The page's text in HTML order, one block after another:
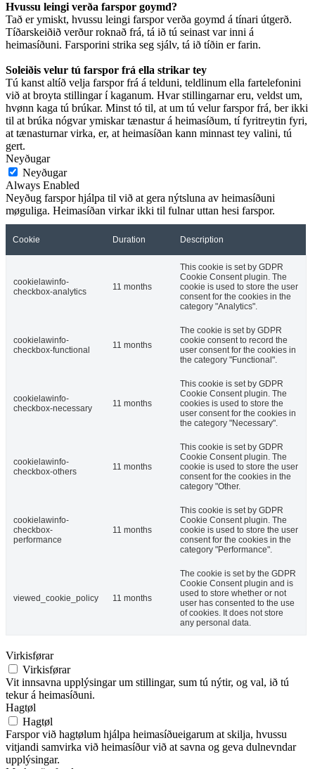
Hvussu leingi verða farspor goymd?
Tað er ymiskt, hvussu leingi farspor verða goymd á tínari útgerð.
Tíðarskeiðið verður roknað frá, tá ið tú seinast var inni á
heimasíðuni. Farsporini strika seg sjálv, tá ið tíðin er farin.
Soleiðis velur tú farspor frá ella strikar tey
Tú kanst altíð velja farspor frá á telduni, teldlinum ella fartelefonini
við at broyta stillingar í kaganum. Hvar stillingarnar eru, veldst um,
hvønn kaga tú brúkar. Minst tó til, at um tú velur farspor frá, ber ikki
til at brúka nógvar ymiskar tænastur á heimasíðum, tí fyritreytin fyri,
at tænasturnar virka, er, at heimasíðan kann minnast tey valini, tú
gert.
Neyðugar
Neyðugar
Always Enabled
Neyðug farspor hjálpa til við at gera nýtsluna av heimasíðuni
møguliga. Heimasíðan virkar ikki til fulnar uttan hesi farspor.
Cookie Duration Description
cookielawinfo-
checkbox-analytics
11 months
This cookie is set by GDPR
Cookie Consent plugin. The
cookie is used to store the user
consent for the cookies in the
category "Analytics".
cookielawinfo-
checkbox-functional
11 months
The cookie is set by GDPR
cookie consent to record the
user consent for the cookies in
the category "Functional".
cookielawinfo-
checkbox-necessary
11 months
This cookie is set by GDPR
Cookie Consent plugin. The
cookies is used to store the
user consent for the cookies in
the category "Necessary".
cookielawinfo-
checkbox-others
11 months
This cookie is set by GDPR
Cookie Consent plugin. The
cookie is used to store the user
consent for the cookies in the
category "Other.
cookielawinfo-
checkbox-
performance
11 months
This cookie is set by GDPR
Cookie Consent plugin. The
cookie is used to store the user
consent for the cookies in the
category "Performance".
viewed_cookie_policy 11 months
The cookie is set by the GDPR
Cookie Consent plugin and is
used to store whether or not
user has consented to the use
of cookies. It does not store
any personal data.
Virkisførar
Virkisførar
Vit innsavna upplýsingar um stillingar, sum tú nýtir, og val, ið tú
tekur á heimasíðuni.
Hagtøl
Hagtøl
Farspor við hagtølum hjálpa heimasíðueigarum at skilja, hvussu
vitjandi samvirka við heimasíður við at savna og geva dulnevndar
upplýsingar.